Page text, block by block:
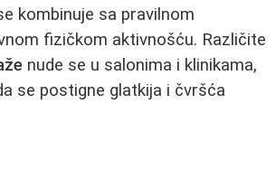
kombinuje sa pravilnom
fizičkom aktivnošću. Različite
nude se u salonima i klinikama,
se postigne glatkija i čvršća